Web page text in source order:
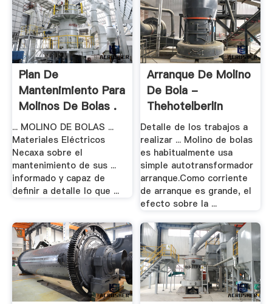
Plan De
Mantenimiento Para
Molinos De Bolas .
... MOLINO DE BOLAS ...
Materiales Eléctricos
Necaxa sobre el
mantenimiento de sus ...
informado y capaz de
definir a detalle lo que ...
Arranque De Molino
De Bola -
Thehotelberlin
Detalle de los trabajos a
realizar ... Molino de bolas
es habitualmente usa
simple autotransformador
arranque.Como corriente
de arranque es grande, el
efecto sobre la ...